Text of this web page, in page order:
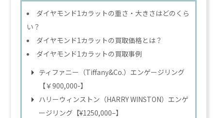
ダイヤモンド1カラットの重さ・大きさはどのくら
い？
ダイヤモンド1カラットの買取価格とは？
ダイヤモンド1カラットの買取事例
ティファニー（Tiffany&Co.）エンゲージリング
【￥900,000-】
ハリーウィンストン（HARRY WINSTON）エンゲ
ージリング【¥1250,000–】